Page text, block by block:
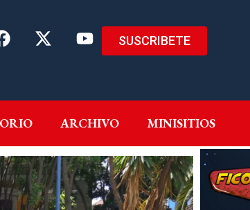
SUSCRIBETE
ARCHIVO MINISITIOS
DIRECTORIO ARCHIVO MINISITIOS